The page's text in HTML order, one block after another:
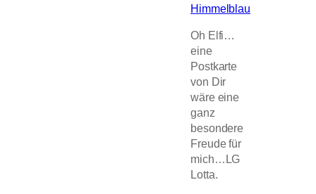
Himmelblau
Oh Elfi…
eine
Postkarte
von Dir
wäre eine
ganz
besondere
Freude für
mich…LG
Lotta.